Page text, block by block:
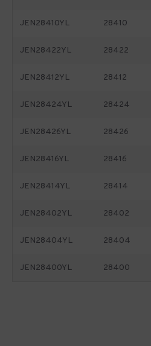
JEN28410YL 28410
JEN28422YL 28422
JEN28412YL 28412
JEN28424YL 28424
JEN28426YL 28426
JEN28416YL 28416
JEN28414YL 28414
JEN28402YL 28402
JEN28404YL 28404
JEN28400YL 28400